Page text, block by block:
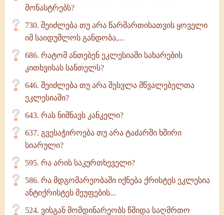
მონასტრებს?
730. შეიძლება თუ არა წარმართისათვის ყოველი
იმ საიდუმლოს განდობა,...
686. რატომ ანთებენ ეკლესიაში სახარების
კითხვისას სანთელს?
646. შეიძლება თუ არა შესვლა მწვალებელთა
ეკლესიაში?
643. რას ნიშნავს კანკელი?
637. გვესაჭიროება თუ არა ტაძარში ხშირი
სიარული?
595. რა არის საკურთხეველი?
586. რა მდგომარეობაში იქნება ქრისტეს ეკლესია
ანტიქრისტეს მეუფების...
524. ვისგან მომდინარეობს წმიდა საღმრთო